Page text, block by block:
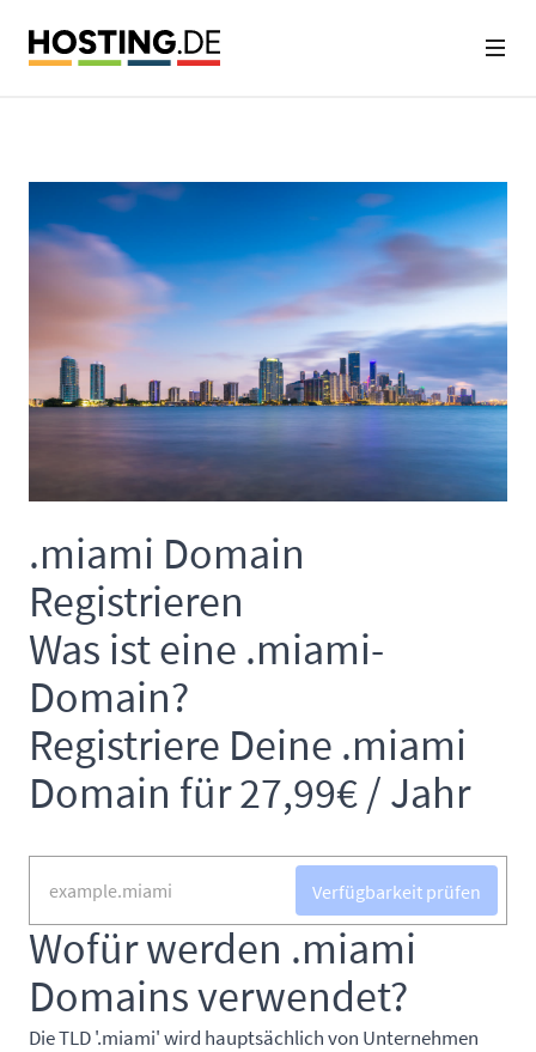
.miami Domain
Registrieren
Was ist eine .miami-
Domain?
Registriere Deine .miami
Domain für 27,99€ / Jahr
Verfügbarkeit prüfen
Wofür werden .miami
Domains verwendet?
Die TLD '.miami' wird hauptsächlich von Unternehmen